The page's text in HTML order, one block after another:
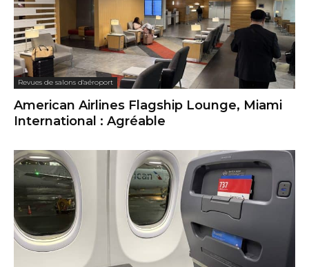
Revues de salons d'aéroport
American Airlines Flagship Lounge, Miami
International : Agréable